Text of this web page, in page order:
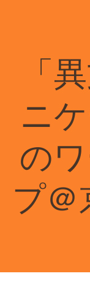
「
ニ
の
プ＠